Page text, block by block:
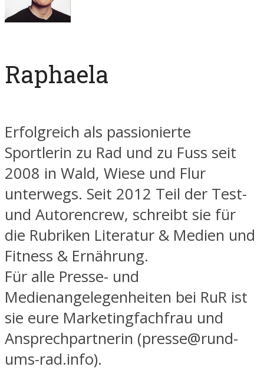
Raphaela
Erfolgreich als passionierte
Sportlerin zu Rad und zu Fuss seit
2008 in Wald, Wiese und Flur
unterwegs. Seit 2012 Teil der Test-
und Autorencrew, schreibt sie für
die Rubriken Literatur & Medien und
Fitness & Ernährung.
Für alle Presse- und
Medienangelegenheiten bei RuR ist
sie eure Marketingfachfrau und
Ansprechpartnerin (presse@rund-
ums-rad.info).